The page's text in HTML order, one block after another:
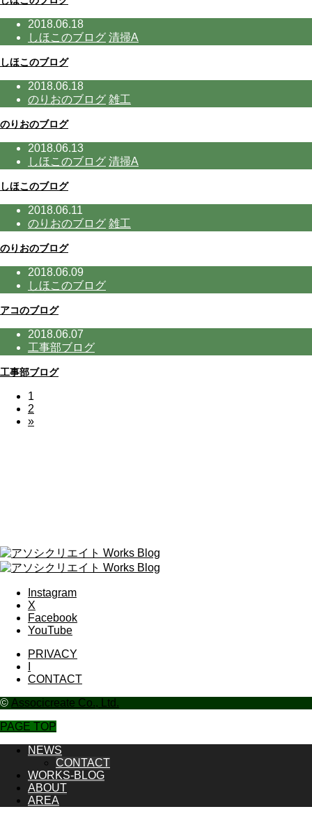
2018.06.18
しほこのブログ 清掃A
しほこのブログ
2018.06.18
のりおのブログ 雑工
のりおのブログ
2018.06.13
しほこのブログ 清掃A
しほこのブログ
2018.06.11
のりおのブログ 雑工
のりおのブログ
2018.06.09
しほこのブログ
アコのブログ
2018.06.07
工事部ブログ
工事部ブログ
1
2
»
Instagram
X
Facebook
YouTube
PRIVACY
CONTACT
© Associcreate Co., Ltd.
PAGE TOP
NEWS
CONTACT
WORKS-BLOG
ABOUT
AREA